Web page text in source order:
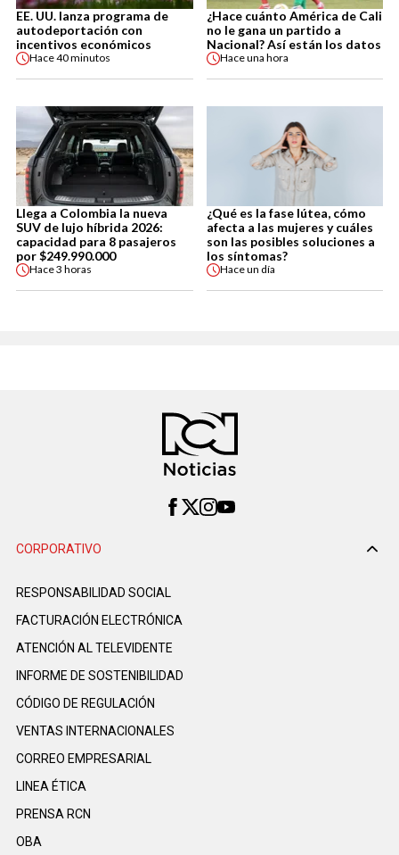
EE. UU. lanza programa de
autodeportación con
incentivos económicos
Hace40 minutos
¿Hace cuánto América de Cali
no le gana un partido a
Nacional? Así están los datos
Haceuna hora
Llega a Colombia la nueva
SUV de lujo híbrida 2026:
capacidad para 8 pasajeros
por $249.990.000
Hace3 horas
¿Qué es la fase lútea, cómo
afecta a las mujeres y cuáles
son las posibles soluciones a
los síntomas?
Haceun día
CORPORATIVO
RESPONSABILIDAD SOCIAL
FACTURACIÓN ELECTRÓNICA
ATENCIÓN AL TELEVIDENTE
INFORME DE SOSTENIBILIDAD
CÓDIGO DE REGULACIÓN
VENTAS INTERNACIONALES
CORREO EMPRESARIAL
LINEA ÉTICA
PRENSA RCN
OBA